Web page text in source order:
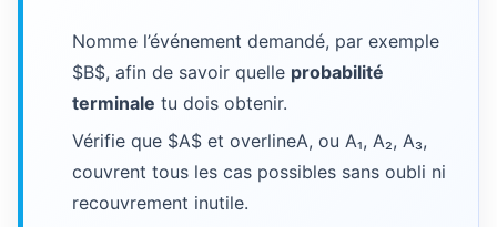
Nomme l’événement demandé, par exemple
$B$, afin de savoir quelle probabilité
terminale tu dois obtenir.
Vérifie que $A$ et overlineA, ou A₁, A₂, A₃,
couvrent tous les cas possibles sans oubli ni
recouvrement inutile.